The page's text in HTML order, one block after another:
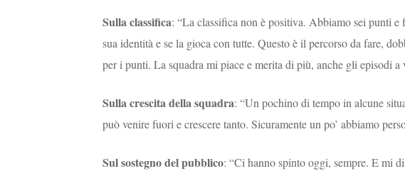
Sulla classifica: “La classifica non è positiva. Abbiamo sei punti e
sua identità e se la gioca con tutte. Questo è il percorso da fare,
per i punti. La squadra mi piace e merita di più, anche gli episodi a
Sulla crescita della squadra: “Un pochino di tempo in alcune
può venire fuori e crescere tanto. Sicuramente un po’ abbiamo
Sul sostegno del pubblico: “Ci hanno spinto oggi, sempre. E mi